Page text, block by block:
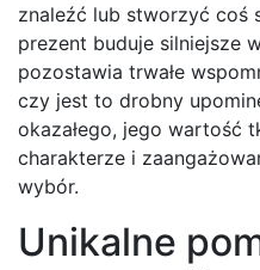
znaleźć lub stworzyć coś
prezent buduje silniejsze
pozostawia trwałe
czy jest to drobny
okazałego, jego wartość
charakterze i
wybór.
Unikalne